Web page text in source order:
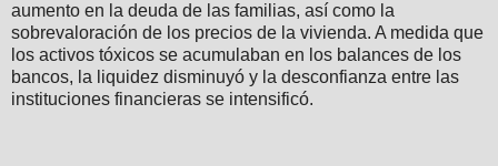
aumento en la deuda de las familias, así como la
sobrevaloración de los precios de la vivienda. A medida que
los activos tóxicos se acumulaban en los balances de los
bancos, la liquidez disminuyó y la desconfianza entre las
instituciones financieras se intensificó.